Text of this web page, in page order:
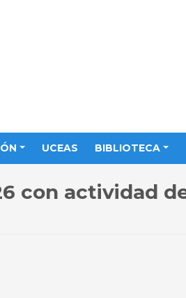
UCEAS BIBLIOTECA
con actividad